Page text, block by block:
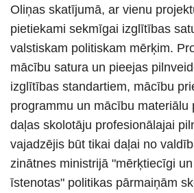
Oliņas skatījumā, ar vienu
pietiekami sekmīgai izglītības
valstiskam politiskam mērķim.
mācību satura un pieejas
izglītības standartiem, mācību
programmu un mācību materiālu
daļas skolotāju profesionālajai
vajadzējis būt tikai daļai no
zinātnes ministrijā "mērķtiecīgi
īstenotas" politikas pārmaiņām